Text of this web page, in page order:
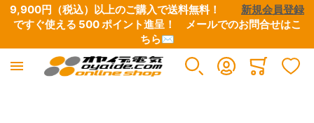
9,900円（税込）以上のご購入で送料無料！ 新規会員登録
ですぐ使える 500 ポイント進呈！ メールでのお問合せはこ
ちら✉